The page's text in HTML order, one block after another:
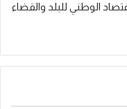
الوطني للبلد والقضاء